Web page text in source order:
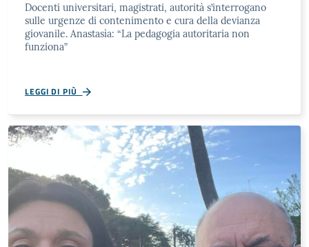
Docenti universitari, magistrati, autorità s’interrogano
sulle urgenze di contenimento e cura della devianza
giovanile. Anastasìa: “La pedagogia autoritaria non
funziona”
LEGGI DI PIÙ